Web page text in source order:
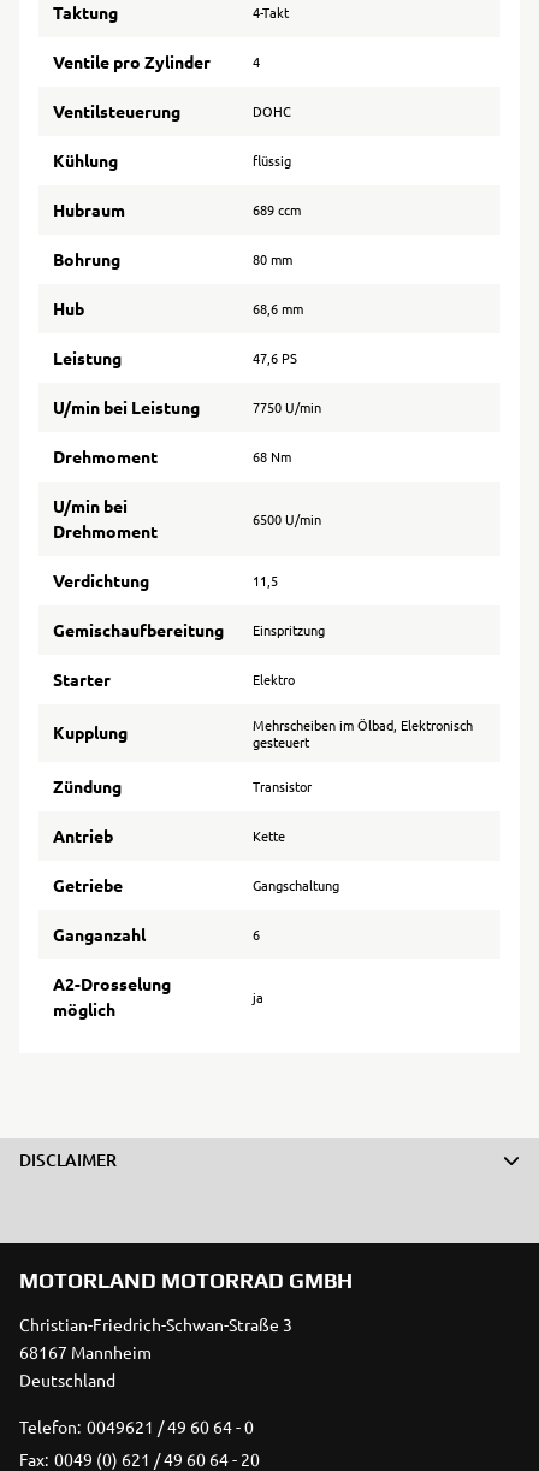
Taktung 4-Takt
Ventile pro Zylinder 4
Ventilsteuerung DOHC
Kühlung flüssig
Hubraum 689 ccm
Bohrung 80 mm
Hub 68,6 mm
Leistung 47,6 PS
U/min bei Leistung 7750 U/min
Drehmoment 68 Nm
U/min bei
Drehmoment
6500 U/min
Verdichtung 11,5
Gemischaufbereitung Einspritzung
Starter Elektro
Kupplung
Mehrscheiben im Ölbad, Elektronisch
gesteuert
Zündung Transistor
Antrieb Kette
Getriebe Gangschaltung
Ganganzahl 6
A2-Drosselung
möglich
ja
DISCLAIMER
MOTORLAND MOTORRAD GMBH
Christian-Friedrich-Schwan-Straße 3
68167 Mannheim
Deutschland
Telefon: 0049621 / 49 60 64 - 0
Fax: 0049 (0) 621 / 49 60 64 - 20